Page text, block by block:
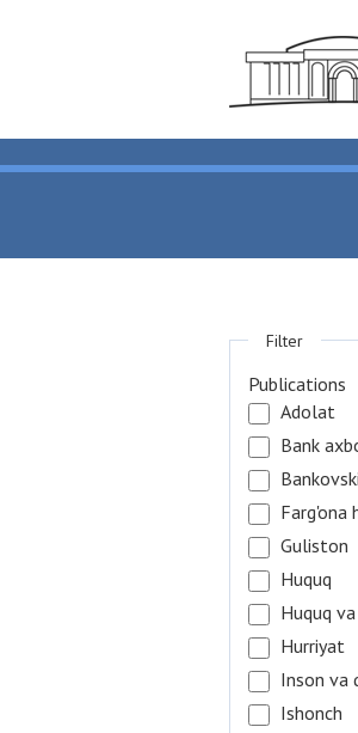
Filter
Publications
Adolat
Bank
Farg'ona
Guliston
Huquq
Huquq
Hurriyat
Inson va
Ishonch